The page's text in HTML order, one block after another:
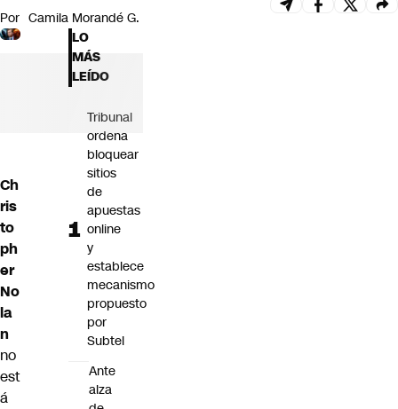
Por Camila Morandé G.
Ch
ris
to
ph
er
No
la
n
no
est
á
LO
MÁS
LEÍDO
Tribunal
ordena
bloquear
sitios
de
apuestas
online
y
establece
mecanismo
propuesto
por
Subtel
Ante
alza